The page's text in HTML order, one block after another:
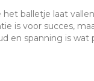
balletje laat
is voor succes,
en spanning is wat